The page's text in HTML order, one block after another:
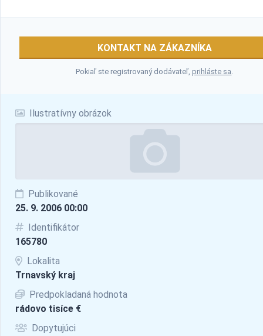
Ilustratívny obrázok
Publikované
25. 9. 2006 00:00
Identifikátor
165780
Lokalita
Trnavský kraj
Predpokladaná hodnota
rádovo tisíce €
Dopytujúci
KONTAKT NA ZÁKAZNÍKA
Pokiaľ ste registrovaný dodávateľ,prihláste sa.